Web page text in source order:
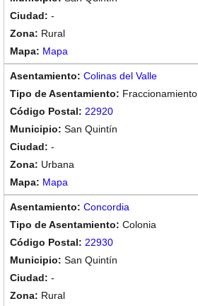
-
Rural
Mapa
Colinas del Valle
Fraccionamiento
22920
San Quintín
-
Urbana
Mapa
Concordia
Colonia
22930
San Quintín
-
Rural